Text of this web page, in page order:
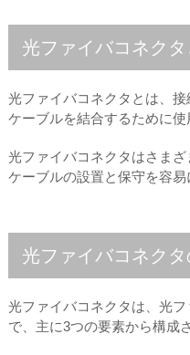
光ファイバコネクタ
光ファイバコネクタとは、
ケーブルを結合するために使
光ファイバコネクタはさま
ケーブルの設置と保守を容易
光ファイバコネク
光ファイバコネクタは、光
で、主に3つの要素から構成